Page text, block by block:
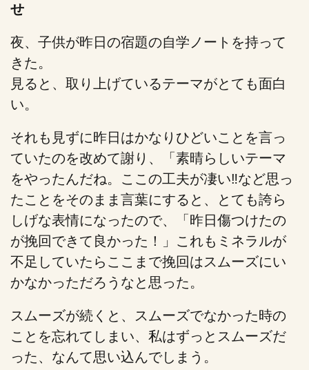
せ
夜、子供が昨日の宿題の自学ノートを持って
きた。
見ると、取り上げているテーマがとても面白
い。
それも見ずに昨日はかなりひどいことを言っ
ていたのを改めて謝り、「素晴らしいテーマ
をやったんだね。ここの工夫が凄い‼️など思っ
たことをそのまま言葉にすると、とても誇ら
しげな表情になったので、「昨日傷つけたの
が挽回できて良かった！」これもミネラルが
不足していたらここまで挽回はスムーズにい
かなかっただろうなと思った。
スムーズが続くと、スムーズでなかった時の
ことを忘れてしまい、私はずっとスムーズだ
った、なんて思い込んでしまう。